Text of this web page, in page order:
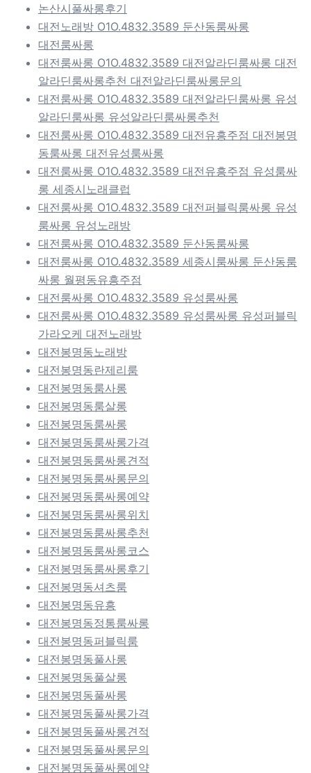
논산시풀싸롱후기
대전노래방 O1O.4832.3589 둔산동룸싸롱
대전룸싸롱
대전룸싸롱 O1O.4832.3589 대전알라딘룸싸롱 대전
알라딘룸싸롱추천 대전알라딘룸싸롱문의
대전룸싸롱 O1O.4832.3589 대전알라딘룸싸롱 유성
알라딘룸싸롱 유성알라딘룸싸롱추천
대전룸싸롱 O1O.4832.3589 대전유흥주점 대전봉명
동룸싸롱 대전유성룸싸롱
대전룸싸롱 O1O.4832.3589 대전유흥주점 유성룸싸
롱 세종시노래클럽
대전룸싸롱 O1O.4832.3589 대전퍼블릭룸싸롱 유성
룸싸롱 유성노래방
대전룸싸롱 O1O.4832.3589 둔산동룸싸롱
대전룸싸롱 O1O.4832.3589 세종시룸싸롱 둔산동룸
싸롱 월평동유흥주점
대전룸싸롱 O1O.4832.3589 유성룸싸롱
대전룸싸롱 O1O.4832.3589 유성룸싸롱 유성퍼블릭
가라오케 대전노래방
대전봉명동노래방
대전봉명동란제리룸
대전봉명동룸사롱
대전봉명동룸살롱
대전봉명동룸싸롱
대전봉명동룸싸롱가격
대전봉명동룸싸롱견적
대전봉명동룸싸롱문의
대전봉명동룸싸롱예약
대전봉명동룸싸롱위치
대전봉명동룸싸롱추천
대전봉명동룸싸롱코스
대전봉명동룸싸롱후기
대전봉명동셔츠룸
대전봉명동유흥
대전봉명동정통룸싸롱
대전봉명동퍼블릭룸
대전봉명동풀사롱
대전봉명동풀살롱
대전봉명동풀싸롱
대전봉명동풀싸롱가격
대전봉명동풀싸롱견적
대전봉명동풀싸롱문의
대전봉명동풀싸롱예약